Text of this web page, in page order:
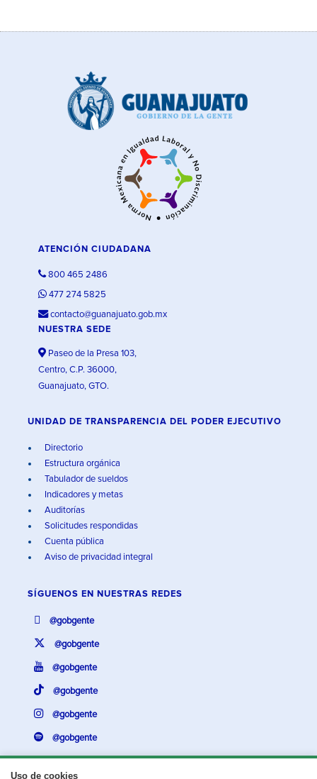
Uso de cookies
ATENCIÓN CIUDADANA
800 465 2486
477 274 5825
contacto@guanajuato.gob.mx
NUESTRA SEDE
Paseo de la Presa 103,
Centro, C.P. 36000,
Guanajuato, GTO.
UNIDAD DE TRANSPARENCIA DEL PODER EJECUTIVO
Directorio
Estructura orgánica
Tabulador de sueldos
Indicadores y metas
Auditorías
Solicitudes respondidas
Cuenta pública
Aviso de privacidad integral
SÍGUENOS EN NUESTRAS REDES
@gobgente
@gobgente
@gobgente
@gobgente
@gobgente
@gobgente